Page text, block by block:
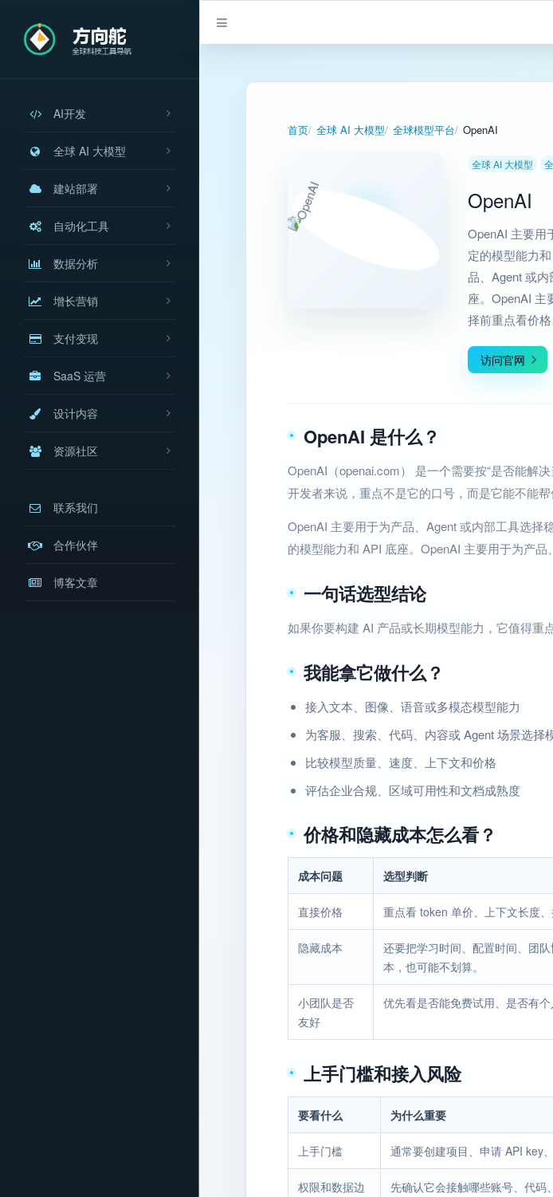
AI开发
全球 AI 大模型
建站部署
自动化工具
数据分析
增长营销
支付变现
SaaS 运营
设计内容
资源社区
联系我们
合作伙伴
博客文章
首页 全球 AI 大模型 全球模型平台 OpenAI
全球 AI 大模型
OpenAI
OpenAI 主要用
定的模型能力
品、Agent 或
座。OpenAI
择前重点看价
访问官网
OpenAI 是什么？
OpenAI（openai.com） 是一个需要按“是否能解
开发者来说，重点不是它的口号，而是它能不能
OpenAI 主要用于为产品、Agent 或内部工具选择
的模型能力和 API 底座。OpenAI 主要用于为产
一句话选型结论
如果你要构建 AI 产品或长期模型能力，它值得重
我能拿它做什么？
接入文本、图像、语音或多模态模型能力
为客服、搜索、代码、内容或 Agent 场景选择
比较模型质量、速度、上下文和价格
评估企业合规、区域可用性和文档成熟度
价格和隐藏成本怎么看？
成本问题 选型判断
直接价格 重点看 token 单价、上下文长度
隐藏成本
还要把学习时间、配置时间、团
本，也可能不划算。
小团队是否
友好
优先看是否能免费试用、是否有
上手门槛和接入风险
要看什么 为什么重要
上手门槛 通常要创建项目、申请 API key
权限和数据边
先确认它会接触哪些账号、代